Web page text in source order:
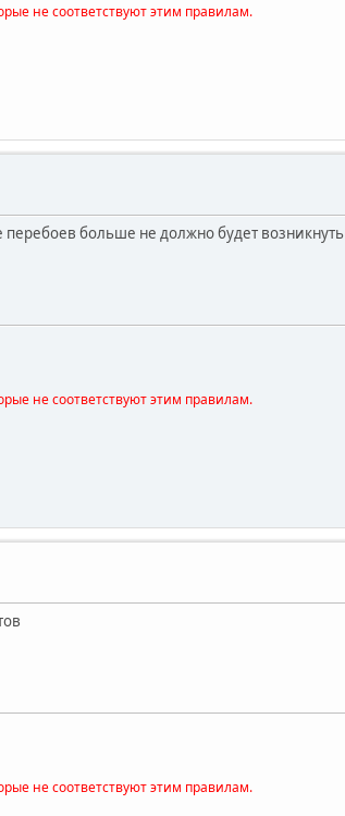
не соответствуют этим правилам.
больше не должно будет возникнуть
не соответствуют этим правилам.
не соответствуют этим правилам.